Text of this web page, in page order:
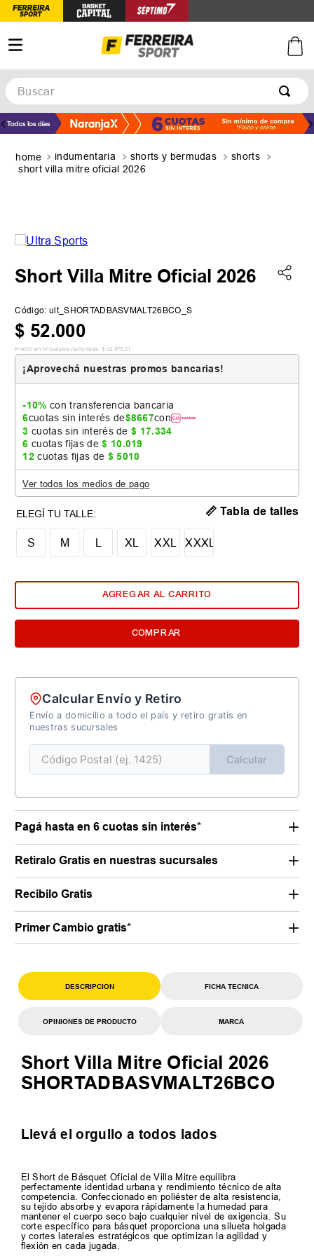
Buscar
indumentaria shorts y bermudas
shorts
short villa mitre oficial 2026
Short Villa Mitre Oficial 2026
Código: ult_SHORTADBASVMALT26BCO_S
$ 52.000
Precio sin impuestos nacionales: $ 42 975 21
¡Aprovechá nuestras promos bancarias!
-10% con transferencia bancaria
6cuotas sin interés de$8667con
3 cuotas sin interés de$ 17.334
6 cuotas fijas de$ 10.019
12 cuotas fijas de $ 5010
Ver todos los medios de pago
S L
M XL XXL XXXL
📏 Tabla de talles
AGREGAR AL CARRITO
COMPRAR
Calcular Envío y Retiro
Envío a domicilio a todo el país y retiro gratis en
nuestras sucursales
Calcular
Pagá hasta en 6 cuotas sin interés*
Retiralo Gratis en nuestras sucursales
Recibilo Gratis
Primer Cambio gratis*
DESCRIPCION FICHA TECNICA
OPINIONES DE PRODUCTO MARCA
Short Villa Mitre Oficial 2026
SHORTADBASVMALT26BCO
Llevá el orgullo a todos lados
El Short de Básquet Oficial de Villa Mitre equilibra
perfectamente identidad urbana y rendimiento técnico de alta
competencia. Confeccionado en poliéster de alta resistencia,
su tejido absorbe y evapora rápidamente la humedad para
mantener el cuerpo seco bajo cualquier nivel de exigencia. Su
corte específico para básquet proporciona una silueta holgada
y cortes laterales estratégicos que optimizan la agilidad y
flexión en cada jugada.
TÉRMINOS MÁS BUSCADOS
2.
zapatillas
5. zapatillas adidas